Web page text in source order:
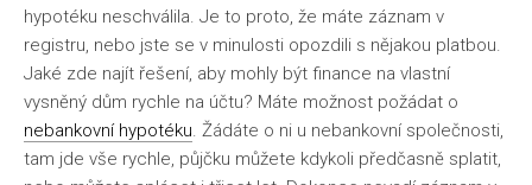
hypotéku neschválila. Je to proto, že máte záznam v
registru, nebo jste se v minulosti opozdili s nějakou platbou.
Jaké zde najít řešení, aby mohly být finance na vlastní
vysněný dům rychle na účtu? Máte možnost požádat o
nebankovní hypotéku . Žádáte o ni u nebankovní společnosti,
tam jde vše rychle, půjčku můžete kdykoli předčasně splatit,